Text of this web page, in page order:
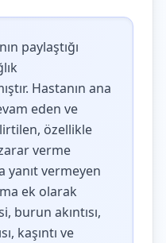
paylaştığı
Hastanın ana
eden ve
özellikle
verme
yanıt vermeyen
ek olarak
burun akıntısı,
kaşıntı ve